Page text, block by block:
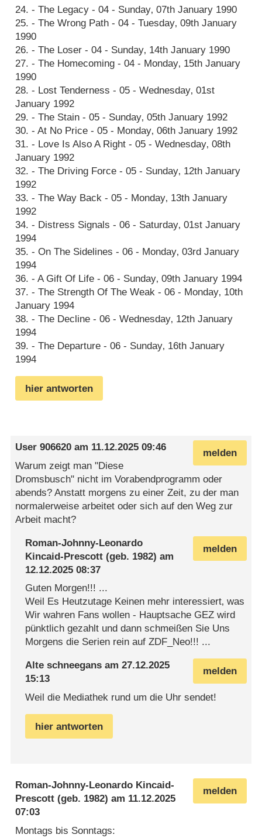
24. - The Legacy - 04 - Sunday‚ 07th January 1990
25. - The Wrong Path - 04 - Tuesday‚ 09th January
1990
26. - The Loser - 04 - Sunday‚ 14th January 1990
27. - The Homecoming - 04 - Monday‚ 15th January
1990
28. - Lost Tenderness - 05 - Wednesday‚ 01st
January 1992
29. - The Stain - 05 - Sunday‚ 05th January 1992
30. - At No Price - 05 - Monday‚ 06th January 1992
31. - Love Is Also A Right - 05 - Wednesday‚ 08th
January 1992
32. - The Driving Force - 05 - Sunday‚ 12th January
1992
33. - The Way Back - 05 - Monday‚ 13th January
1992
34. - Distress Signals - 06 - Saturday‚ 01st January
1994
35. - On The Sidelines - 06 - Monday‚ 03rd January
1994
36. - A Gift Of Life - 06 - Sunday‚ 09th January 1994
37. - The Strength Of The Weak - 06 - Monday‚ 10th
January 1994
38. - The Decline - 06 - Wednesday‚ 12th January
1994
39. - The Departure - 06 - Sunday‚ 16th January
1994
hier antworten
melden
User 906620 am 11.12.2025 09:46
Warum zeigt man "Diese
Dromsbusch" nicht im Vorabendprogramm oder
abends? Anstatt morgens zu einer Zeit, zu der man
normalerweise arbeitet oder sich auf den Weg zur
Arbeit macht?
melden
Roman-Johnny-Leonardo
Kincaid-Prescott (geb. 1982) am
12.12.2025 08:37
Guten Morgen!!! ...
Weil Es Heutzutage Keinen mehr interessiert‚ was
Wir wahren Fans wollen - Hauptsache GEZ wird
pünktlich gezahlt und dann schmeißen Sie Uns
Morgens die Serien rein auf ZDF_Neo!!! ...
melden
Alte schneegans am27.12.2025
15:13
Weil die Mediathek rund um die Uhr sendet!
hier antworten
melden
Roman-Johnny-Leonardo Kincaid-
Prescott (geb. 1982) am 11.12.2025
07:03
Montags bis Sonntags: